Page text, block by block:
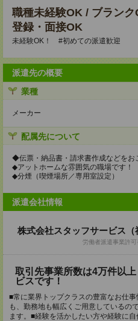
職種未経験OK / ブラン
登録・面接OK
未経験OK！ #初めての派遣歓迎
派遣先の概要
業種
メーカー
配属先について
◆伝票・納品書・請求書作成などをお
◆アットホームな雰囲気の職場です！
◆分煙（喫煙場所／専用室設定）
派遣会社情報
株式会社スタッフサービス（
労働者派遣事業許
取引先事業所数は4万件以
ビスです！
■常に業界トップクラスの豊富なお仕
も、勤務地も幅広くご用意しているの
ます。■経験を活かしたい方や経験に